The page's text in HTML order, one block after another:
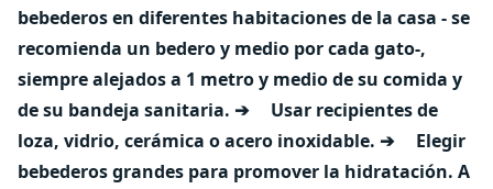
bebederos en diferentes habitaciones de la casa - se
recomienda un bedero y medio por cada gato-,
siempre alejados a 1 metro y medio de su comida y
de su bandeja sanitaria. ➔ Usar recipientes de
loza, vidrio, cerámica o acero inoxidable. ➔ Elegir
bebederos grandes para promover la hidratación. A